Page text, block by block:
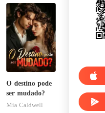
O destino pode
ser mudado?
Mia Caldwell